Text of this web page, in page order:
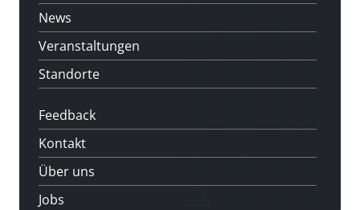
News
Veranstaltungen
Standorte
Feedback
Kontakt
Über uns
Jobs